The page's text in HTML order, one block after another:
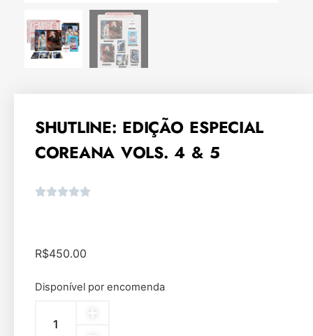
SHUTLINE: EDIÇÃO ESPECIAL
COREANA VOLS. 4 & 5
R$450.00
Disponível por encomenda